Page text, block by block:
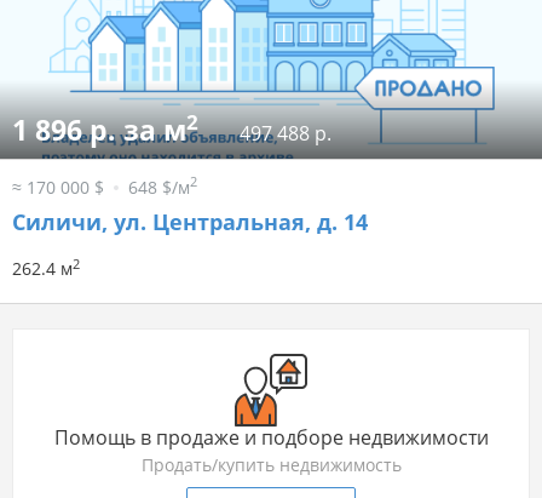
1 896 р. за м2 497 488 р.
≈ 170 000 $ 648 $/м2
Силичи, ул. Центральная, д. 14
262.4 м2
Помощь в продаже и подборе недвижимости
Продать/купить недвижимость